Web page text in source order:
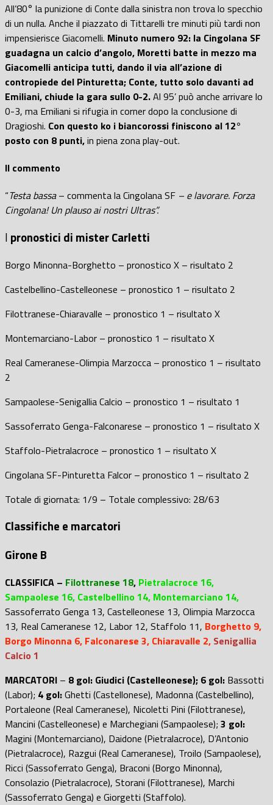
All’80° la punizione di Conte dalla sinistra non trova lo specchio
di un nulla. Anche il piazzato di Tittarelli tre minuti più tardi non
impensierisce Giacomelli. Minuto numero 92: la Cingolana SF
guadagna un calcio d’angolo, Moretti batte in mezzo ma
Giacomelli anticipa tutti, dando il via all’azione di
contropiede del Pinturetta; Conte, tutto solo davanti ad
Emiliani, chiude la gara sullo 0-2.Al 95’ può anche arrivare lo
0-3, ma Emiliani si rifugia in corner dopo la conclusione di
Dragioshi. Con questo ko i biancorossi finiscono al 12°
posto con 8 punti,in piena zona play-out.
Il commento
“Testa bassa– commenta la Cingolana SF – e lavorare. Forza
Cingolana! Un plauso ai nostri Ultras”.
I pronostici di mister Carletti
Borgo Minonna-Borghetto – pronostico X – risultato 2
Castelbellino-Castelleonese – pronostico 1 – risultato 2
Filottranese-Chiaravalle – pronostico 1 – risultato X
Montemarciano-Labor – pronostico 1 – risultato X
Real Cameranese-Olimpia Marzocca – pronostico 1 – risultato
2
Sampaolese-Senigallia Calcio – pronostico 1 – risultato 1
Sassoferrato Genga-Falconarese – pronostico 1 – risultato X
Staffolo-Pietralacroce – pronostico 1 – risultato X
Cingolana SF-Pinturetta Falcor – pronostico 1 – risultato 2
Totale di giornata: 1/9 – Totale complessivo: 28/63
Classifiche e marcatori
Girone B
CLASSIFICA – Filottranese 18, Pietralacroce 16,
Sampaolese 16, Castelbellino 14, Montemarciano 14,
Sassoferrato Genga 13, Castelleonese 13, Olimpia Marzocca
13, Real Cameranese 12, Labor 12, Staffolo 11, Borghetto 9,
Borgo Minonna 6, Falconarese 3, Chiaravalle 2, Senigallia
Calcio 1
MARCATORI – 8 gol: Giudici (Castelleonese); 6 gol: Bassotti
(Labor); 4 gol:Ghetti (Castellonese), Madonna (Castelbellino),
Portaleone (Real Cameranese), Nicoletti Pini (Filottranese),
Mancini (Castelleonese) e Marchegiani (Sampaolese); 3 gol:
Magini (Montemarciano), Daidone (Pietralacroce), D’Antonio
(Pietralacroce), Razgui (Real Cameranese), Troilo (Sampaolese),
Ricci (Sassoferrato Genga), Braconi (Borgo Minonna),
Consolazio (Pietralacroce), Storani (Filottranese), Marchi
(Sassoferrato Genga) e Giorgetti (Staffolo).